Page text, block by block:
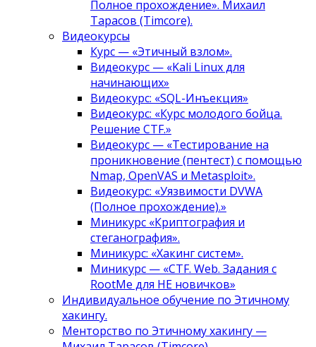
Полное прохождение». Михаил
Тарасов (Timcore).
Видеокурсы
Курс — «Этичный взлом».
Видеокурс — «Kali Linux для
начинающих»
Видеокурс: «SQL-Инъекция»
Видеокурс: «Курс молодого бойца.
Решение CTF.»
Видеокурс — «Тестирование на
проникновение (пентест) с помощью
Nmap, OpenVAS и Metasploit».
Видеокурс: «Уязвимости DVWA
(Полное прохождение).»
Миникурс «Криптография и
стеганография».
Миникурс: «Хакинг систем».
Миникурс — «CTF. Web. Задания с
RootMe для НЕ новичков»
Индивидуальное обучение по Этичному
хакингу.
Менторство по Этичному хакингу —